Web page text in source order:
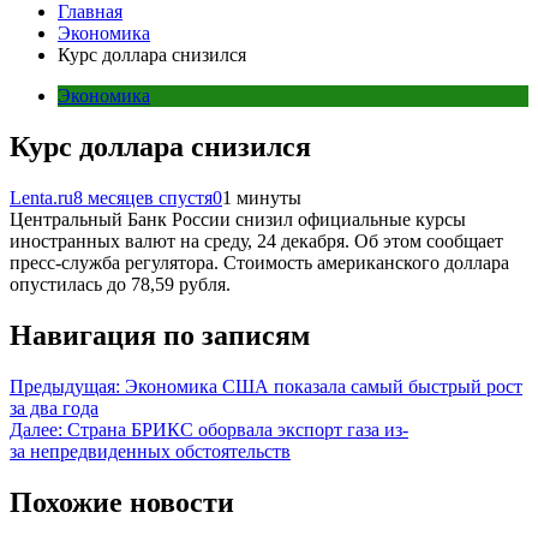
Главная
Экономика
Курс доллара снизился
Экономика
Курс доллара снизился
Lenta.ru8 месяцев спустя01 минуты
Центральный Банк России снизил официальные курсы
иностранных валют на среду, 24 декабря. Об этом сообщает
пресс-служба регулятора. Стоимость американского доллара
опустилась до 78,59 рубля.
Навигация по записям
Предыдущая: Экономика США показала самый быстрый рост
за два года
Далее: Страна БРИКС оборвала экспорт газа из-
за непредвиденных обстоятельств
Похожие новости